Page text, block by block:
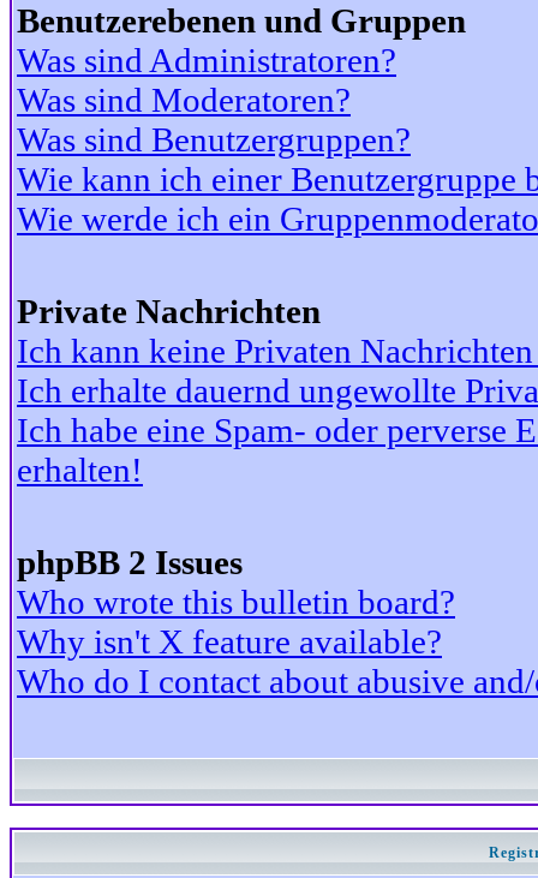
Benutzerebenen und Gruppen
Was sind Administratoren?
Was sind Moderatoren?
Was sind Benutzergruppen?
Wie kann ich einer Benutzergruppe
Wie werde ich ein
Private Nachrichten
Ich kann keine Privaten
Ich erhalte dauernd ungewollte
Ich habe eine Spam- oder perverse
erhalten!
phpBB 2 Issues
Who wrote this bulletin board?
Why isn't X feature available?
Who do I contact about abusive